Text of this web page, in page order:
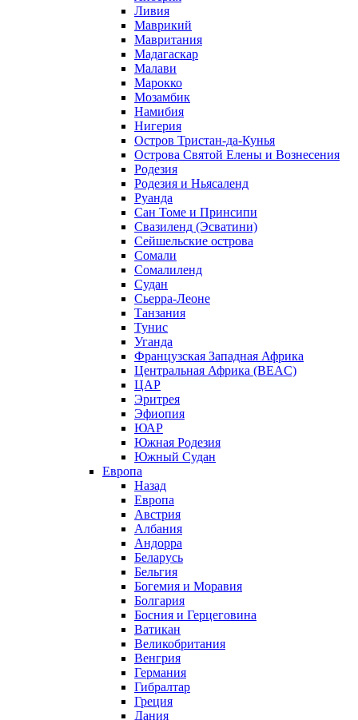
Ливия
Маврикий
Мавритания
Мадагаскар
Малави
Марокко
Мозамбик
Намибия
Нигерия
Остров Тристан-да-Кунья
Острова Святой Елены и Вознесения
Родезия
Родезия и Ньясаленд
Руанда
Сан Томе и Принсипи
Свазиленд (Эсватини)
Сейшельские острова
Сомали
Сомалиленд
Судан
Сьерра-Леоне
Танзания
Тунис
Уганда
Французская Западная Африка
Центральная Африка (BEAC)
ЦАР
Эритрея
Эфиопия
ЮАР
Южная Родезия
Южный Судан
Европа
Назад
Европа
Австрия
Албания
Андорра
Беларусь
Бельгия
Богемия и Моравия
Болгария
Босния и Герцеговина
Ватикан
Великобритания
Венгрия
Германия
Гибралтар
Греция
Дания